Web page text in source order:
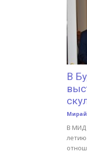
В
В МИД
летию